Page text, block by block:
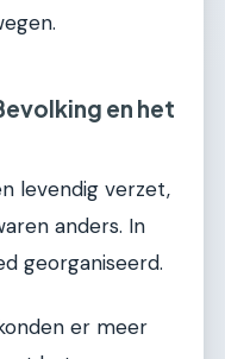
en het
levendig verzet,
anders. In
georganiseerd.
er meer